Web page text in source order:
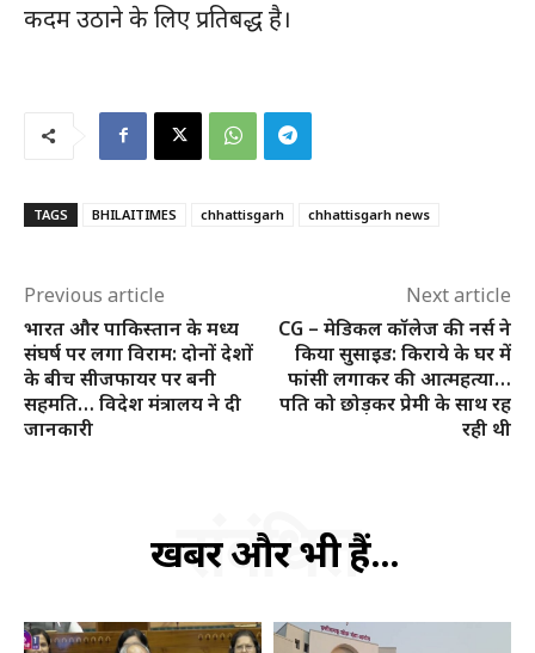
हमसे जुड़े
कदम उठाने के लिए प्रतिबद्ध है।
TAGS BHILAITIMES chhattisgarh chhattisgarh news
Previous article
भारत और पाकिस्तान के मध्य
संघर्ष पर लगा विराम: दोनों देशों
के बीच सीजफायर पर बनी
सहमति… विदेश मंत्रालय ने दी
जानकारी
Next article
CG – मेडिकल कॉलेज की नर्स ने
किया सुसाइड: किराये के घर में
फांसी लगाकर की आत्महत्या…
पति को छोड़कर प्रेमी के साथ रह
रही थी
खबरें और भी हैं...
संबंधित